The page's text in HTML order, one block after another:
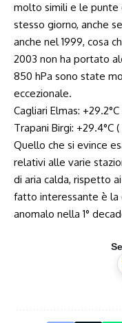
molto simili e le
stesso giorno, anche
anche nel 1999, cosa
2003 non ha portato
850 hPa sono state
eccezionale.
Cagliari Elmas:
Trapani Birgi: +29.4°C
Quello che si evince
relativi alle varie
di aria calda, rispetto
fatto interessante è la
anomalo nella 1°